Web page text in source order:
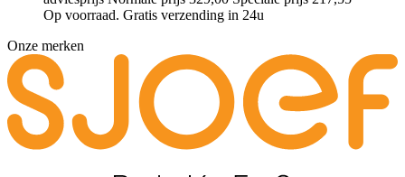
Op voorraad. Gratis verzending in 24u
Onze merken